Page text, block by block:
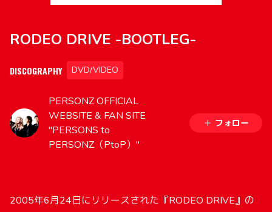
RODEO DRIVE -BOOTLEG-
DISCOGRAPHY DVD/VIDEO
PERSONZ OFFICIAL
WEBSITE & FAN SITE
"PERSONS to
PERSONZ（PtoP）"
フォロー
2005年6月24日にリリースされた『RODEO DRIVE』の